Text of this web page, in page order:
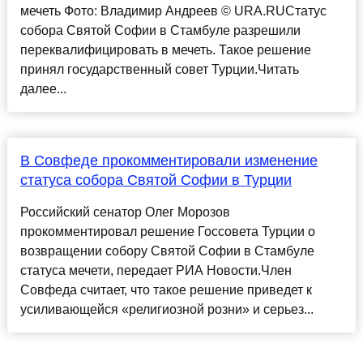
мечеть Фото: Владимир Андреев © URA.RUСтатус
собора Святой Софии в Стамбуле разрешили
переквалифицировать в мечеть. Такое решение
принял государственный совет Турции.Читать
далее...
В Совфеде прокомментировали изменение
статуса собора Святой Софии в Турции
Российский сенатор Олег Морозов
прокомментировал решение Госсовета Турции о
возвращении собору Святой Софии в Стамбуле
статуса мечети, передает РИА Новости.Член
Совфеда считает, что такое решение приведет к
усиливающейся «религиозной розни» и серьез...